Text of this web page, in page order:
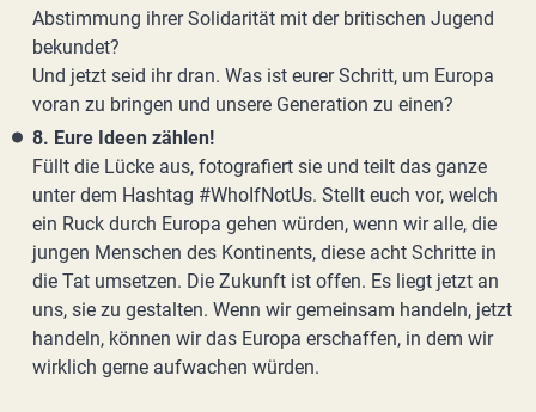
Abstimmung ihrer Solidarität mit der britischen Jugend
bekundet?
Und jetzt seid ihr dran. Was ist eurer Schritt, um Europa
voran zu bringen und unsere Generation zu einen?
8. Eure Ideen zählen!
Füllt die Lücke aus, fotografiert sie und teilt das ganze
unter dem Hashtag #WhoIfNotUs. Stellt euch vor, welch
ein Ruck durch Europa gehen würden, wenn wir alle, die
jungen Menschen des Kontinents, diese acht Schritte in
die Tat umsetzen. Die Zukunft ist offen. Es liegt jetzt an
uns, sie zu gestalten. Wenn wir gemeinsam handeln, jetzt
handeln, können wir das Europa erschaffen, in dem wir
wirklich gerne aufwachen würden.